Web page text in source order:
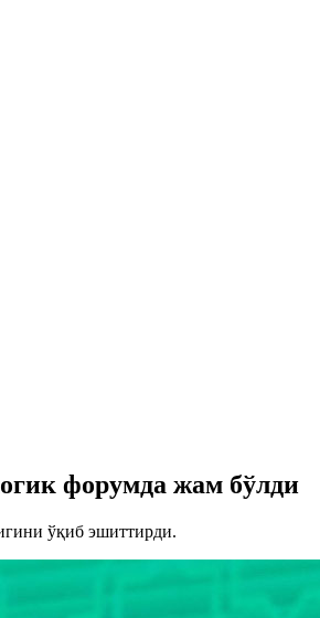
форумда жам бўлди
ўқиб эшиттирди.